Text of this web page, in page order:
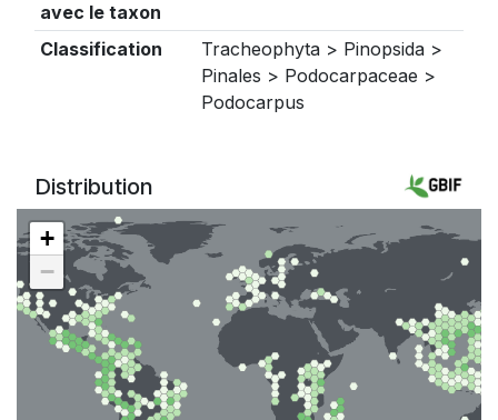
avec le taxon
Classification
Tracheophyta > Pinopsida >
Pinales > Podocarpaceae >
Podocarpus
Distribution
+
−